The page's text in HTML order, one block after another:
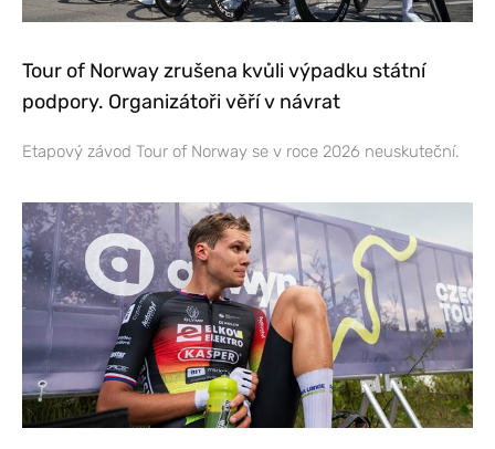
Tour of Norway zrušena kvůli výpadku státní
podpory. Organizátoři věří v návrat
Etapový závod Tour of Norway se v roce 2026 neuskuteční.